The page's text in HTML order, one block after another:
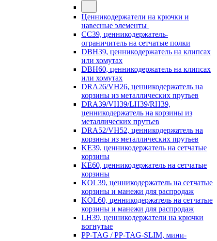
Ценникодержатели на крючки и
навесные элементы
CC39, ценникодержатель-
ограничитель на сетчатые полки
DBH39, ценникодержатель на клипсах
или хомутах
DBH60, ценникодержатель на клипсах
или хомутах
DRA26/VH26, ценникодержатель на
корзины из металлических прутьев
DRA39/VH39/LH39/RH39,
ценникодержатель на корзины из
металлических прутьев
DRA52/VH52, ценникодержатель на
корзины из металлических прутьев
KE39, ценникодержатель на сетчатые
корзины
KE60, ценникодержатель на сетчатые
корзины
KOL39, ценникодержатель на сетчатые
корзины и манежи для распродаж
KOL60, ценникодержатель на сетчатые
корзины и манежи для распродаж
LH39, ценникодержатели на крючки
вогнутые
PP-TAG / PP-TAG-SLIM, мини-